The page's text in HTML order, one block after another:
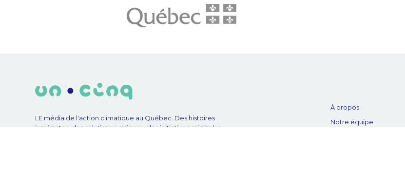
LE média de l'action climatique au Québec. Des histoires
inspirantes, des solutions pratiques, des initiatives originales
À propos
Notre équipe